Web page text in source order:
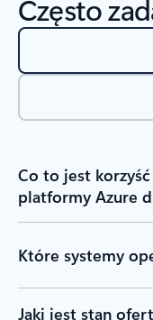
Często
Co to jest
platformy Azure
Które systemy
Jaki jest stan